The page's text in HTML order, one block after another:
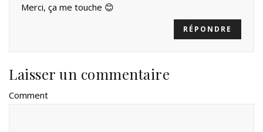
Merci, ça me touche 😊
RÉPONDRE
Laisser un commentaire
Comment